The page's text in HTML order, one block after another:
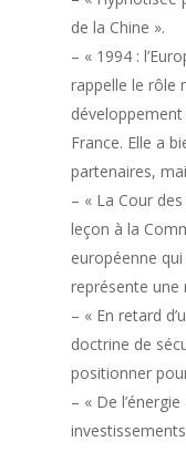
de la Chine ».
– « 1994 :
rappelle le rôle
développement
France. Elle a
partenaires,
– « La Cour
leçon à la
européenne
représente une
– « En retard
doctrine de
positionner
– « De